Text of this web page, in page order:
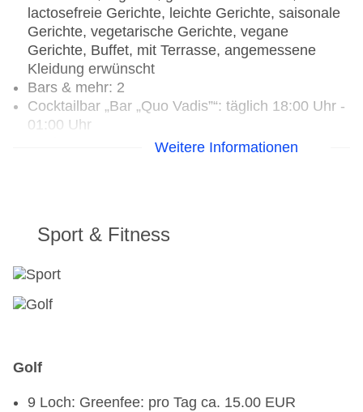
lactosefreie Gerichte, leichte Gerichte, saisonale
Gerichte, vegetarische Gerichte, vegane
Gerichte, Buffet, mit Terrasse, angemessene
Kleidung erwünscht
Bars & mehr: 2
Cocktailbar „Bar „Quo Vadis”“: täglich 18:00 Uhr -
01:00 Uhr
Weitere Informationen
Sport & Fitness
Golf
9 Loch: Greenfee: pro Tag ca. 15.00 EUR